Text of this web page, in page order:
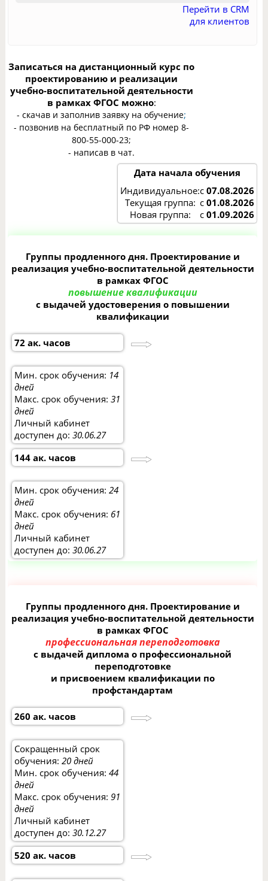
Перейти в CRM
для клиентов
Записаться на дистанционный курс по
проектированию и реализации
учебно-воспитательной деятельности
в рамках ФГОС​ можно:
- скачав и заполнив заявку на обучение;
- позвонив на бесплатный по РФ номер 8-
800-55-000-23;
- написав в чат.
Дата начала обучения
Индивидуальное:с07.08.2026
Текущая группа: с01.08.2026
Новая группа:
с01.09.2026
Группы продленного дня. Проектирование и
реализация учебно-воспитательной деятельности
в рамках ФГОС
повышение квалификации
с выдачей удостоверения о повышении
квалификации
72 ак. часов
Мин. срок обучения: 14
дней
Макс. срок обучения:31
дней
Личный кабинет
доступен до:30.06.27
144 ак. часов
Мин. срок обучения:24
дней
Макс. срок обучения: 61
дней
Личный кабинет
доступен до:30.06.27
Группы продленного дня. Проектирование и
реализация учебно-воспитательной деятельности
в рамках ФГОС
профессиональная переподготовка
с выдачей диплома о профессиональной
переподготовке
и присвоением квалификации по
профстандартам
260 ак. часов
Сокращенный срок
обучения:20 дней
Мин. срок обучения:44
дней
Макс. срок обучения:91
дней
Личный кабинет
доступен до:30.12.27
520 ак. часов